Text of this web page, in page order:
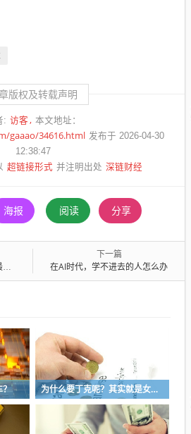
版权及转载声明
: 访客 本文地址：
gaaao/34616.html 发布于 2026-04-30
12:38:47
超链接形式 并注明出处 深链财经
海报 阅读 分享
下一篇
在AI时代，学不进去的人怎么办
？ 为什么要丁克呢？其实就是女性不愿中断职业生涯去生育